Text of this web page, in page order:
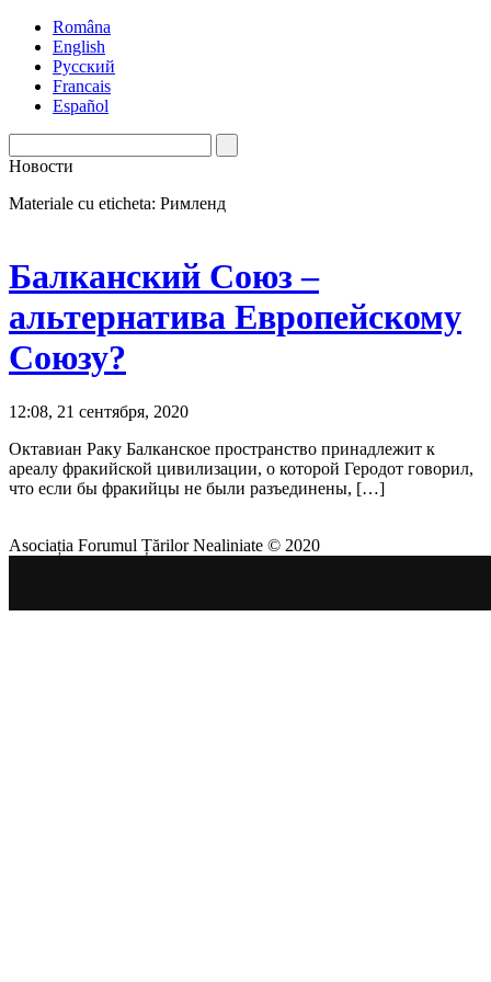
Româna
English
Русский
Francais
Español
Новости
Materiale cu eticheta: Римленд
Балканский Союз –
альтернатива Европейскому
Союзу?
12:08, 21 сентября, 2020
Октавиан Раку Балканское пространство принадлежит к
ареалу фракийской цивилизации, о которой Геродот говорил,
что если бы фракийцы не были разъединены, […]
Asociația Forumul Țărilor Nealiniate © 2020